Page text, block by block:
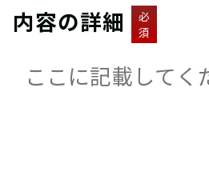
内容の詳細
必
須